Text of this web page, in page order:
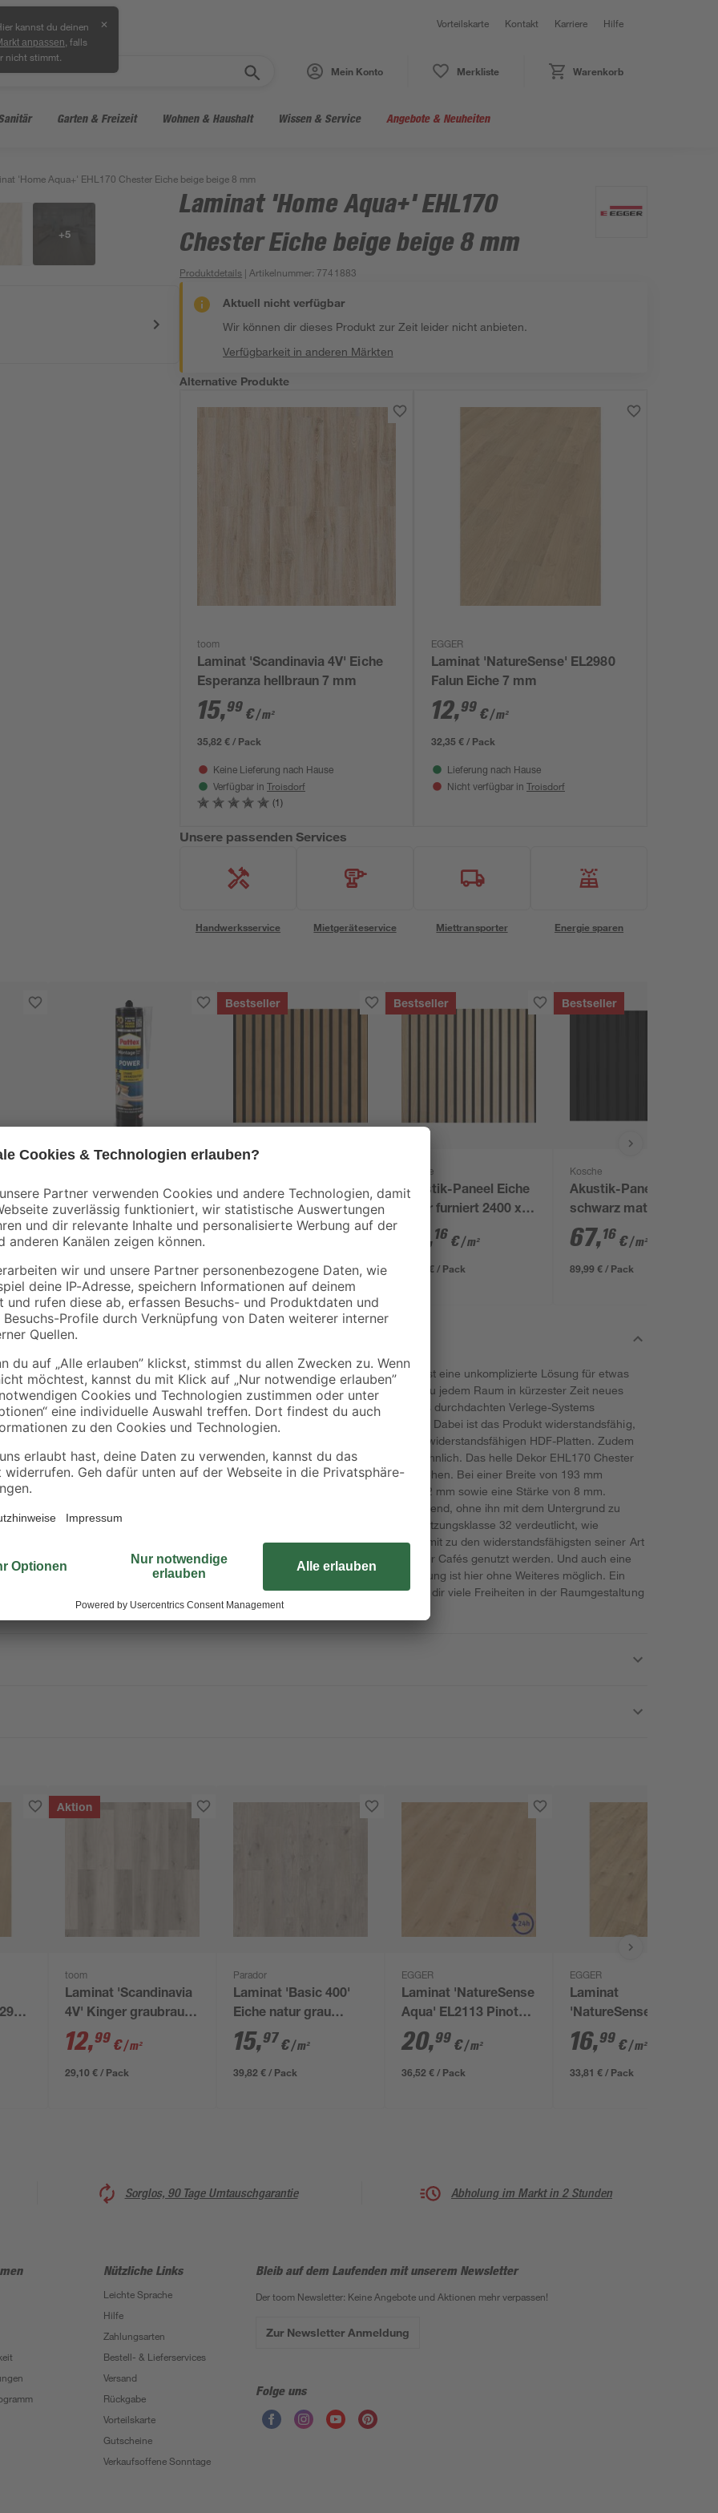
kannst du deinen
anpassen , falls
nicht stimmt.
✕ Vorteilskarte Kontakt Karriere Hilfe
Mein Konto Merkliste Warenkorb
Garten & Freizeit Wohnen & Haushalt Wissen & Service Angebote & Neuheiten
'Home Aqua+' EHL170 Chester Eiche beige beige 8 mm
+5
Laminat 'Home Aqua+' EHL170
Chester Eiche beige beige 8 mm
Produktdetails | Artikelnummer: 7741883
Aktuell nicht verfügbar
Wir können dir dieses Produkt zur Zeit leider nicht anbieten.
Verfügbarkeit in anderen Märkten
Alternative Produkte
toom
Laminat 'Scandinavia 4V' Eiche
Esperanza hellbraun 7 mm
15,99 €/ m²
35,82 € / Pack
Keine Lieferung nach Hause
Verfügbar in Troisdorf
(1)
EGGER
Laminat 'NatureSense' EL2980
Falun Eiche 7 mm
12,99 €/ m²
32,35 € / Pack
Lieferung nach Hause
Nicht verfügbar in Troisdorf
Unsere passenden Services
Handwerksservice Mietgeräteservice Miettransporter Energie sparen
x
Montagekleber
'Power' weiß 370 g
7,99 €
21,59 € / Kilogramm
Bestseller
Akustik-Paneel Teak
2400 x 600 x 21 mm
62,49
89,99 € / Pack
Bestseller
Kosche
Akustik-Paneel Eiche
natur furniert 2400 x
561 x 19 mm
,16 €/ m²
89,99 € / Pack
Bestseller
Kosche
Akustik-Paneel
schwarz matt 2400 x
561 x 19 mm
67,16 €/ m²
89,99 € / Pack
Nutzung
Forstwirtschaft
CLIC it!
Du bist den ausgetretenen Boden satt und suchst eine unkomplizierte Lösung für etwas
Neues? Mit dem Laminat von EGGER hauchst du jedem Raum in kürzester Zeit neues
Leben ein. Denn dieser Bodenbelag ist dank des durchdachten Verlege-Systems
unkompliziert und vor allen Dingen zügig verlegt. Dabei ist das Produkt widerstandsfähig,
robust und pflegeleicht. Der Boden besteht aus widerstandsfähigen HDF-Platten. Zudem
wirkt der Landhausdielenboden besonders ansehnlich. Das helle Dekor EHL170 Chester
Eiche beige veredelt jeden Raum im Handumdrehen. Bei einer Breite von 193 mm
besitzen die Komponenten eine Länge von 1.292 mm sowie eine Stärke von 8 mm.
Verlege den Bodenbelag ganz einfach schwimmend, ohne ihn mit dem Untergrund zu
verbinden. So sparst du Zeit und Nerven. Die Nutzungsklasse 32 verdeutlicht, wie
strapazierfähig der Bodenbelag ist. Er gehört somit zu den widerstandsfähigsten seiner Art
und kann problemlos privat, in Läden, Büros oder Cafés genutzt werden. Und auch eine
Nutzung in Kombination mit einer Fußbodenheizung ist hier ohne Weiteres möglich. Ein
Bodenbelag – zahlreiche Optionen: Laminat gibt dir viele Freiheiten in der Raumgestaltung
und hält dabei so einigen Belastungen stand.
Aktion
toom
Laminat 'Scandinavia
4V' Kinger graubraun
7 mm
12,99 €/ m²
29,10 € / Pack
Parador
Laminat 'Basic 400'
Eiche natur grau
braun 8 mm
15,97€/ m²
39,82 € / Pack
EGGER
Laminat 'NatureSense
Aqua' EL2113 Pinot
Eiche sand 10 mm
20,99 €/ m²
36,52 € / Pack
EGGER
Laminat
'NatureSense' EL2076
Loja Eiche natur 8 mm
16,99 €/ m²
33,81 € / Pack
Sorglos, 90 Tage Umtauschgarantie Abholung im Markt in 2 Stunden
Nützliche Links
Leichte Sprache
Hilfe
Zahlungsarten
Bestell- & Lieferservices
Versand
Rückgabe
Vorteilskarte
Gutscheine
Verkaufsoffene Sonntage
Bleib auf dem Laufenden mit unserem Newsletter
Der toom Newsletter: Keine Angebote und Aktionen mehr verpassen!
Zur Newsletter Anmeldung
Folge uns